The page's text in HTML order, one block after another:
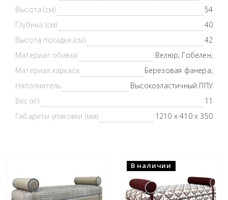
Высота (см)
54
Глубина (см)
40
Высота посадки (см)
42
Материал обивки
Велюр; Гобелен;
Материал каркаса
Березовая фанера;
Наполнитель
Высокоэластичный ППУ
Вес (кг)
11
Габариты упаковки (мм)
1210 х 410 х 350
В наличии